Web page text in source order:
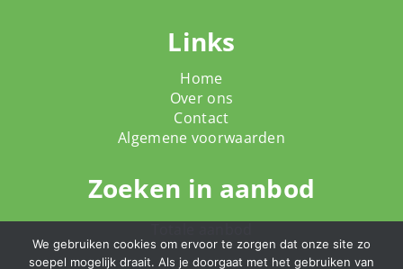
Links
Home
Over ons
Contact
Algemene voorwaarden
Zoeken in aanbod
We gebruiken cookies om ervoor te zorgen dat onze site zo
soepel mogelijk draait. Als je doorgaat met het gebruiken van